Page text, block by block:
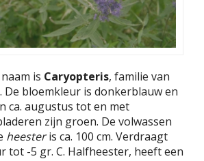
is Caryopteris, familie van
De bloemkleur is donkerblauw en
ca. augustus tot en met
zijn groen. De volwassen
heesteris ca. 100 cm. Verdraagt
tot -5 gr. C. Halfheester, heeft een